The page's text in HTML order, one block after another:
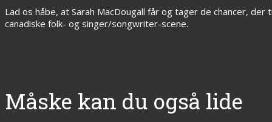
Lad os håbe, at Sarah MacDougall får og tager de chancer,
canadiske folk- og singer/songwriter-scene.
Måske kan du også lide